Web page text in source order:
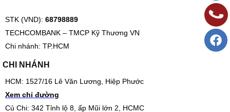
STK (VND): 68798889
TECHCOMBANK – TMCP Kỹ Thương VN
Chi nhánh: TP.HCM
CHI NHÁNH
HCM: 1527/16 Lê Văn Lương, Hiệp Phước
Xem chỉ đường
Củ Chi: 342 Tỉnh lộ 8, ấp Mũi lớn 2, HCMC